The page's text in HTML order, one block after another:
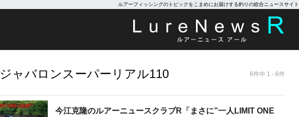
ルアーフィッシングのトピックをこまめにお届けする釣りの総合ニュースサイト
ジャバロンスーパーリアル110 6件中 1 - 6件
今江克隆のルアーニュースクラブR「まさに”一人LIMIT ONE